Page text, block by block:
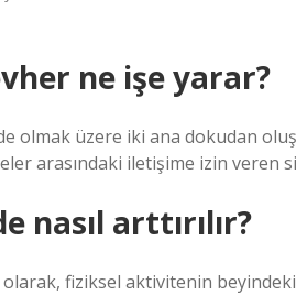
ne işe yarar?
olmak üzere iki ana dokudan
arasındaki iletişime izin veren
nasıl arttırılır?
fiziksel aktivitenin